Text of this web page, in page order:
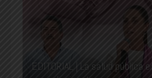
EDITORIAL | La salud pública